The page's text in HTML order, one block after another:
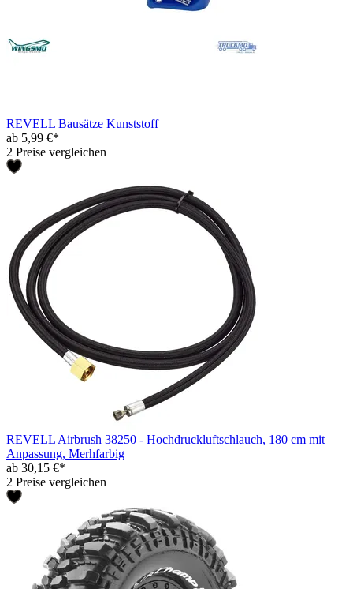
REVELL Bausätze Kunststoff
ab 5,99 €*
2 Preise vergleichen
REVELL Airbrush 38250 - Hochdruckluftschlauch, 180 cm mit
Anpassung, Merhfarbig
ab 30,15 €*
2 Preise vergleichen